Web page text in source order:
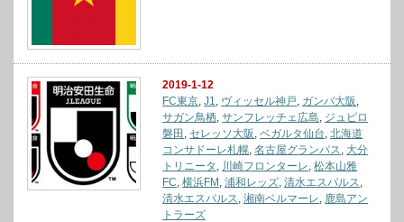
2019-1-12
FC東京,J1, ヴィッセル神戸, ガンバ大阪,
サガン鳥栖,サンフレッチェ広島, ジュビロ
磐田 , セレッソ大阪,ベガルタ仙台,北海道
コンサドーレ札幌,名古屋グランパス, 大分
トリニータ , 川崎フロンターレ,松本山雅
FC,横浜FM,浦和レッズ,清水エスパルス,
清水エスパルス,湘南ベルマーレ, 鹿島アン
トラーズ